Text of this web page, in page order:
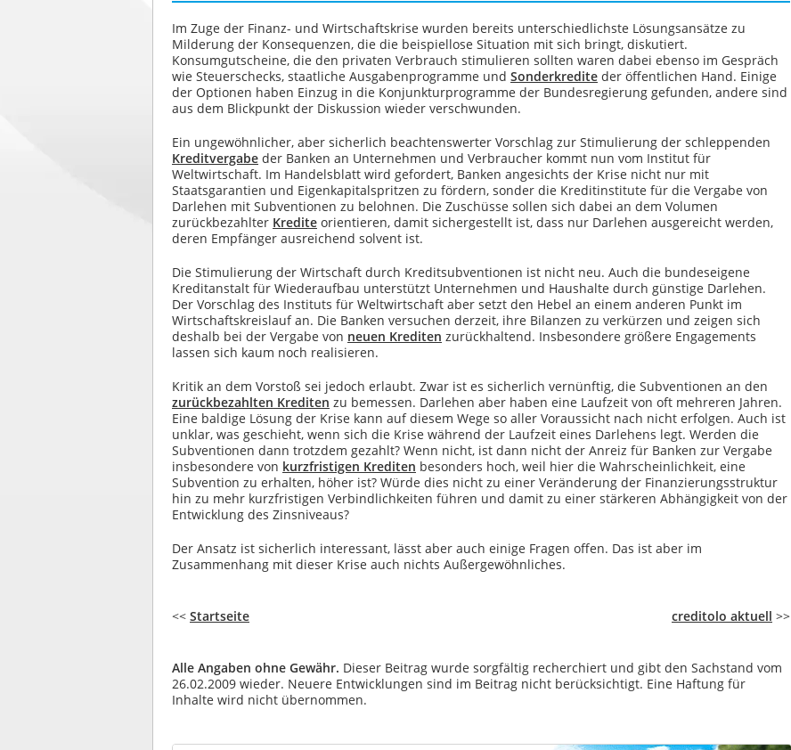
Im Zuge der Finanz- und Wirtschaftskrise wurden bereits unterschiedlichste Lösungsansätze zu
Milderung der Konsequenzen, die die beispiellose Situation mit sich bringt, diskutiert.
Konsumgutscheine, die den privaten Verbrauch stimulieren sollten waren dabei ebenso im Gespräch
wie Steuerschecks, staatliche Ausgabenprogramme und Sonderkredite der öffentlichen Hand. Einige
der Optionen haben Einzug in die Konjunkturprogramme der Bundesregierung gefunden, andere sind
aus dem Blickpunkt der Diskussion wieder verschwunden.
Ein ungewöhnlicher, aber sicherlich beachtenswerter Vorschlag zur Stimulierung der schleppenden
Kreditvergabe der Banken an Unternehmen und Verbraucher kommt nun vom Institut für
Weltwirtschaft. Im Handelsblatt wird gefordert, Banken angesichts der Krise nicht nur mit
Staatsgarantien und Eigenkapitalspritzen zu fördern, sonder die Kreditinstitute für die Vergabe von
Darlehen mit Subventionen zu belohnen. Die Zuschüsse sollen sich dabei an dem Volumen
zurückbezahlter Kredite orientieren, damit sichergestellt ist, dass nur Darlehen ausgereicht werden,
deren Empfänger ausreichend solvent ist.
Die Stimulierung der Wirtschaft durch Kreditsubventionen ist nicht neu. Auch die bundeseigene
Kreditanstalt für Wiederaufbau unterstützt Unternehmen und Haushalte durch günstige Darlehen.
Der Vorschlag des Instituts für Weltwirtschaft aber setzt den Hebel an einem anderen Punkt im
Wirtschaftskreislauf an. Die Banken versuchen derzeit, ihre Bilanzen zu verkürzen und zeigen sich
deshalb bei der Vergabe von neuen Krediten zurückhaltend. Insbesondere größere Engagements
lassen sich kaum noch realisieren.
Kritik an dem Vorstoß sei jedoch erlaubt. Zwar ist es sicherlich vernünftig, die Subventionen an den
zurückbezahlten Krediten zu bemessen. Darlehen aber haben eine Laufzeit von oft mehreren Jahren.
Eine baldige Lösung der Krise kann auf diesem Wege so aller Voraussicht nach nicht erfolgen. Auch ist
unklar, was geschieht, wenn sich die Krise während der Laufzeit eines Darlehens legt. Werden die
Subventionen dann trotzdem gezahlt? Wenn nicht, ist dann nicht der Anreiz für Banken zur Vergabe
insbesondere von kurzfristigen Krediten besonders hoch, weil hier die Wahrscheinlichkeit, eine
Subvention zu erhalten, höher ist? Würde dies nicht zu einer Veränderung der Finanzierungsstruktur
hin zu mehr kurzfristigen Verbindlichkeiten führen und damit zu einer stärkeren Abhängigkeit von der
Entwicklung des Zinsniveaus?
Der Ansatz ist sicherlich interessant, lässt aber auch einige Fragen offen. Das ist aber im
Zusammenhang mit dieser Krise auch nichts Außergewöhnliches.
<< Startseite creditolo aktuell >>
Alle Angaben ohne Gewähr. Dieser Beitrag wurde sorgfältig recherchiert und gibt den Sachstand vom
26.02.2009 wieder. Neuere Entwicklungen sind im Beitrag nicht berücksichtigt. Eine Haftung für
Inhalte wird nicht übernommen.